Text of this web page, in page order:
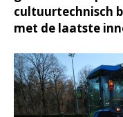
cultuurtechnisch
met de laatste